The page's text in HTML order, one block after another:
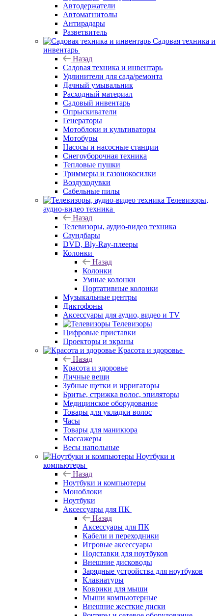
Автодержатели
Автомагнитолы
Антирадары
Разветвитель
Садовая техника и
инвентарь
Назад
Садовая техника и инвентарь
Удлинители для сада/ремонта
Дачный умывальник
Расходный материал
Садовый инвентарь
Опрыскиватели
Генераторы
Мотоблоки и культиваторы
Мотобуры
Насосы и насосные станции
Снегоуборочная техника
Тепловые пушки
Триммеры и газонокосилки
Воздуходувки
Сабельные пилы
Телевизоры,
аудио-видео техника
Назад
Телевизоры, аудио-видео техника
Саундбары
DVD, Bly-Ray-плееры
Колонки
Назад
Колонки
Умные колонки
Портативные колонки
Музыкальные центры
Диктофоны
Аксессуары для аудио, видео и TV
Телевизоры
Цифровые приставки
Проекторы и экраны
Красота и здоровье
Назад
Красота и здоровье
Личные вещи
Зубные щетки и ирригаторы
Бритье, стрижка волос, эпиляторы
Медицинское оборудование
Товары для укладки волос
Часы
Товары для маникюра
Массажеры
Весы напольные
Ноутбуки и
компьютеры
Назад
Ноутбуки и компьютеры
Моноблоки
Ноутбуки
Аксессуары для ПК
Назад
Аксессуары для ПК
Кабели и переходники
Игровые аксессуары
Подставки для ноутбуков
Внешние дисководы
Зарядные устройства для ноутбуков
Клавиатуры
Коврики для мыши
Мыши компьютерные
Внешние жесткие диски